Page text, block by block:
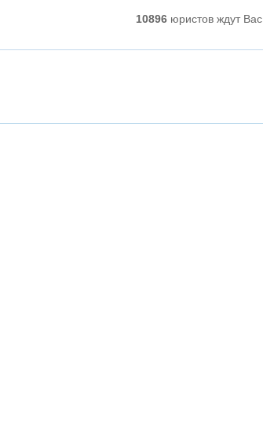
10896 юристов ждут Вас